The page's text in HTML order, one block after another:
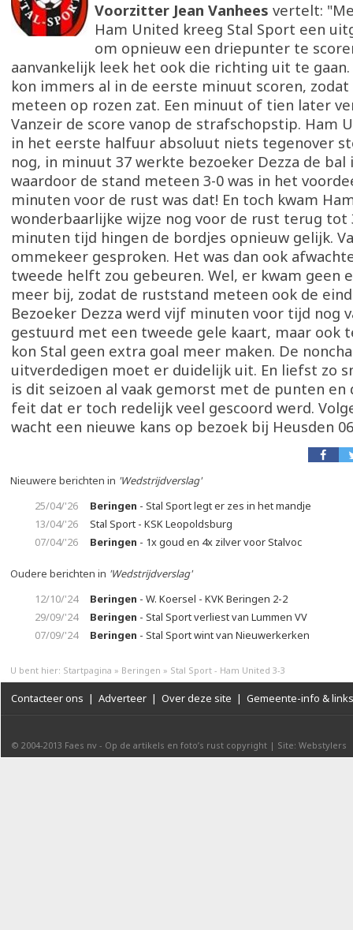
Voorzitter Jean Vanhees vertelt:
Ham United kreeg Stal Sport een
om opnieuw een driepunter te
aanvankelijk leek het ook die richting uit te gaan.
kon immers al in de eerste minuut scoren,
meteen op rozen zat. Een minuut of tien later
Vanzeir de score vanop de strafschopstip. Ham
in het eerste halfuur absoluut niets tegenover
nog, in minuut 37 werkte bezoeker Dezza de bal
waardoor de stand meteen 3-0 was in het
minuten voor de rust was dat! En toch kwam
wonderbaarlijke wijze nog voor de rust terug tot
minuten tijd hingen de bordjes opnieuw gelijk.
ommekeer gesproken. Het was dan ook
tweede helft zou gebeuren. Wel, er kwam geen
meer bij, zodat de ruststand meteen ook de
Bezoeker Dezza werd vijf minuten voor tijd nog
gestuurd met een tweede gele kaart, maar ook
kon Stal geen extra goal meer maken. De
uitverdedigen moet er duidelijk uit. En liefst zo
is dit seizoen al vaak gemorst met de punten en
feit dat er toch redelijk veel gescoord werd.
wacht een nieuwe kans op bezoek bij Heusden
Nieuwere berichten in 'Wedstrijdverslag'
25/04/'26
Beringen - Stal Sport legt er zes in het mandje
13/04/'26
Stal Sport - KSK Leopoldsburg
07/04/'26
Beringen - 1x goud en 4x zilver voor Stalvoc
Oudere berichten in 'Wedstrijdverslag'
12/10/'24
Beringen - W. Koersel - KVK Beringen 2-2
29/09/'24
Beringen - Stal Sport verliest van Lummen VV
07/09/'24
Beringen - Stal Sport wint van Nieuwerkerken
U bent hier: Startpagina » Beringen » Stal Sport - Ham United 3-3
Contacteer ons | Adverteer | Over deze site | Gemeente-info & links
© 2004-2013 Faes nv - Op de artikels en foto’s rust copyright | Site: Webstylers